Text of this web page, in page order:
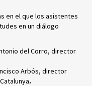
en el que los asistentes
en un diálogo
del Corro, director
Arbós, director
.